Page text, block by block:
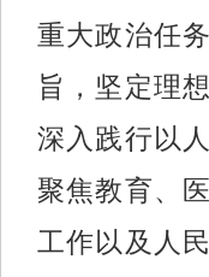
重大政治任
旨，坚定理
深入践行以
聚焦教育、
工作以及人